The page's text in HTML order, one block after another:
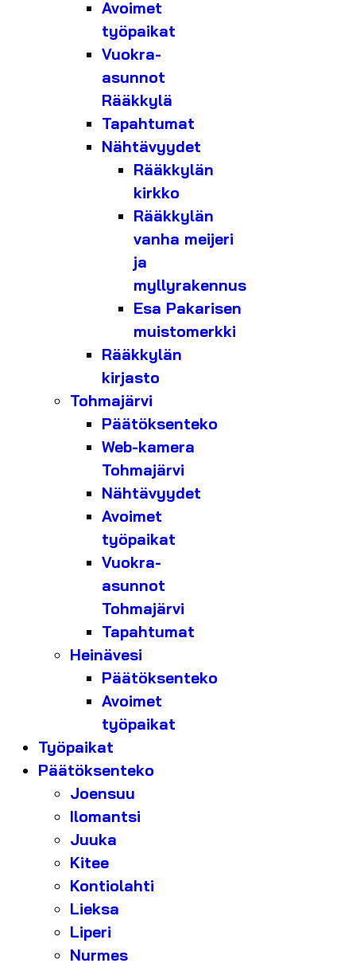
Avoimet
työpaikat
Vuokra-
asunnot
Rääkkylä
Tapahtumat
Nähtävyydet
Rääkkylän
kirkko
Rääkkylän
vanha meijeri
ja
myllyrakennus
Esa Pakarisen
muistomerkki
Rääkkylän
kirjasto
Tohmajärvi
Päätöksenteko
Web-kamera
Tohmajärvi
Nähtävyydet
Avoimet
työpaikat
Vuokra-
asunnot
Tohmajärvi
Tapahtumat
Heinävesi
Päätöksenteko
Avoimet
työpaikat
Työpaikat
Päätöksenteko
Joensuu
Ilomantsi
Juuka
Kitee
Kontiolahti
Lieksa
Liperi
Nurmes